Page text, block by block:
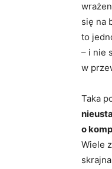
się na
to
– i nie
w
Taka
o
Wiele